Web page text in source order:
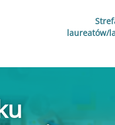
laureatów/